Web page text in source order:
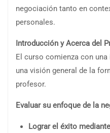
negociación tanto en
personales.
Introducción y Acerca del
El curso comienza con
una visión general de la
profesor.
Evaluar su enfoque de la
Lograr el éxito